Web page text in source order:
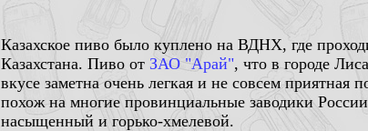
Казахское пиво было куплено на ВДНХ, где
Казахстана. Пиво от ЗАО "Арай", что в городе
вкусе заметна очень легкая и не совсем приятная
похож на многие провинциальные заводики
насыщенный и горько-хмелевой.